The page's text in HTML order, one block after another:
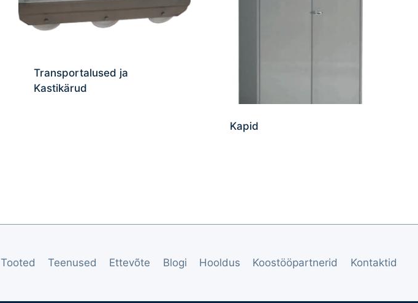
Transportalused ja
Kastikärud
Kapid
Tooted Teenused Ettevõte Blogi Hooldus Koostööpartnerid Kontaktid